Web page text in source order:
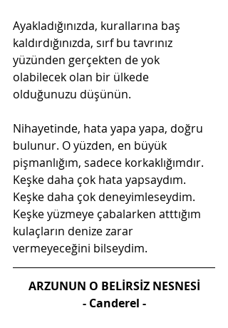
Ayakladığınızda, kurallarına baş
kaldırdığınızda, sırf bu tavrınız
yüzünden gerçekten de yok
olabilecek olan bir ülkede
olduğunuzu düşünün.
Nihayetinde, hata yapa yapa, doğru
bulunur. O yüzden, en büyük
pişmanlığım, sadece korkaklığımdır.
Keşke daha çok hata yapsaydım.
Keşke daha çok deneyimleseydim.
Keşke yüzmeye çabalarken atttığım
kulaçların denize zarar
vermeyeceğini bilseydim.
ARZUNUN O BELİRSİZ NESNESİ
- Canderel -